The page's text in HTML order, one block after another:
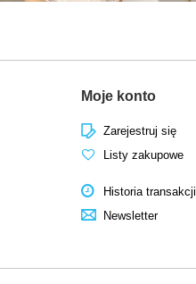
Moje konto
Zarejestruj się
Listy zakupowe
Historia transakcji
Newsletter